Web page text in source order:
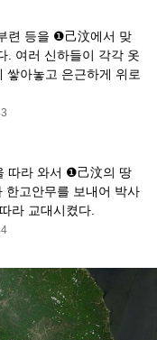
련 등을 ❶己汶에서 맞
. 여러 신하들이 각각 옷
쌓아놓고 은근하게 위로
따라 와서 ❶己汶의 땅
한고안무를 보내어 박사
라 교대시켰다.